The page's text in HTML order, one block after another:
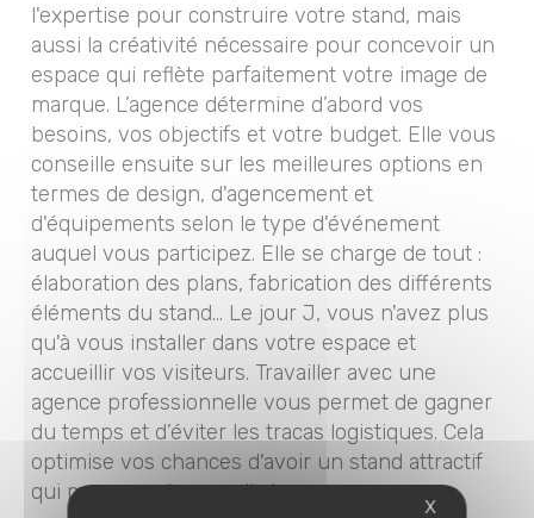
l'expertise pour construire votre stand, mais
aussi la créativité nécessaire pour concevoir un
espace qui reflète parfaitement votre image de
marque. L’agence détermine d’abord vos
besoins, vos objectifs et votre budget. Elle vous
conseille ensuite sur les meilleures options en
termes de design, d'agencement et
d'équipements selon le type d'événement
auquel vous participez. Elle se charge de tout :
élaboration des plans, fabrication des différents
éléments du stand... Le jour J, vous n'avez plus
qu'à vous installer dans votre espace et
accueillir vos visiteurs. Travailler avec une
agence professionnelle vous permet de gagner
du temps et d’éviter les tracas logistiques. Cela
optimise vos chances d'avoir un stand attractif
qui marquera les esprits !
X